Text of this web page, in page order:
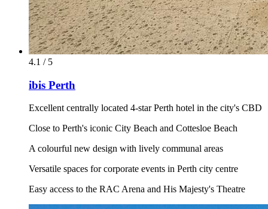
4.1 / 5
ibis Perth
Excellent centrally located 4-star Perth hotel in the city's CBD
Close to Perth's iconic City Beach and Cottesloe Beach
A colourful new design with lively communal areas
Versatile spaces for corporate events in Perth city centre
Easy access to the RAC Arena and His Majesty's Theatre